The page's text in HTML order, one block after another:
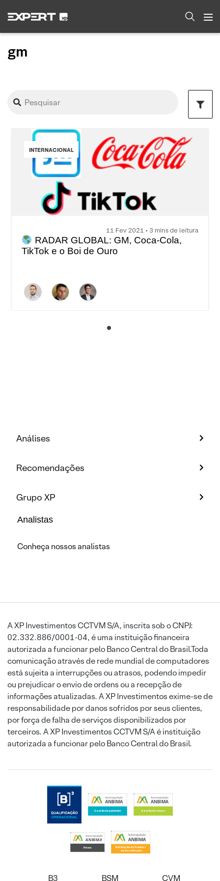
gm
INTERNACIONAL
11 Fev 2021 • 3 mins de leitura
RADAR GLOBAL: GM, Coca-Cola,
TikTok e o Boi de Ouro
Análises
Recomendações
Grupo XP
Analistas
Conheça nossos analistas
A XP Investimentos CCTVM S/A, inscrita sob o CNPJ:
02.332.886/0001-04, é uma instituição financeira
autorizada a funcionar pelo Banco Central do Brasil.Toda
comunicação através de rede mundial de computadores
está sujeita a interrupções ou atrasos, podendo impedir
ou prejudicar o envio de ordens ou a recepção de
informações atualizadas. A XP Investimentos exime-se de
responsabilidade por danos sofridos por seus clientes,
por força de falha de serviços disponibilizados por
terceiros. A XP Investimentos CCTVM S/A é instituição
autorizada a funcionar pelo Banco Central do Brasil.
B3 BSM CVM